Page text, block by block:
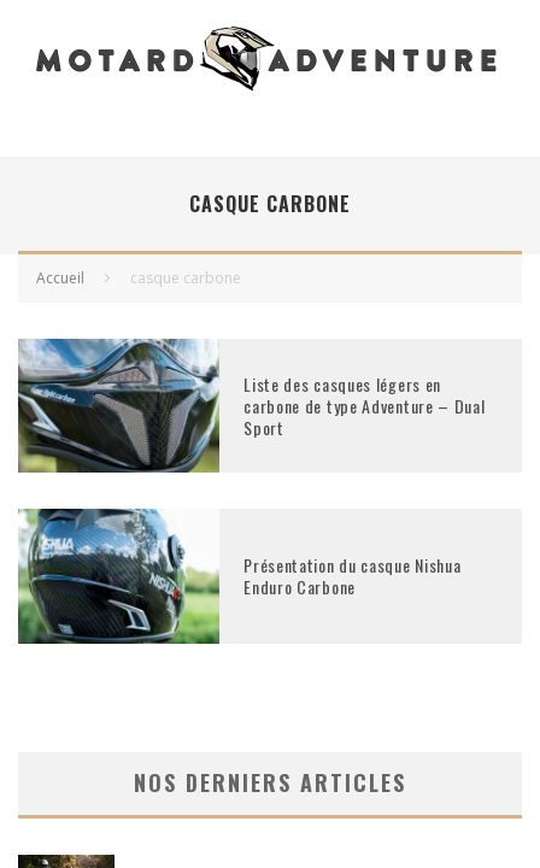
CASQUE CARBONE
Accueil casque carbone
Liste des casques légers en
carbone de type Adventure – Dual
Sport
Présentation du casque Nishua
Enduro Carbone
NOS DERNIERS ARTICLES